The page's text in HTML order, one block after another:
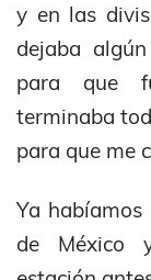
y en las
dejaba
para que
terminaba
para que me
Ya
de México